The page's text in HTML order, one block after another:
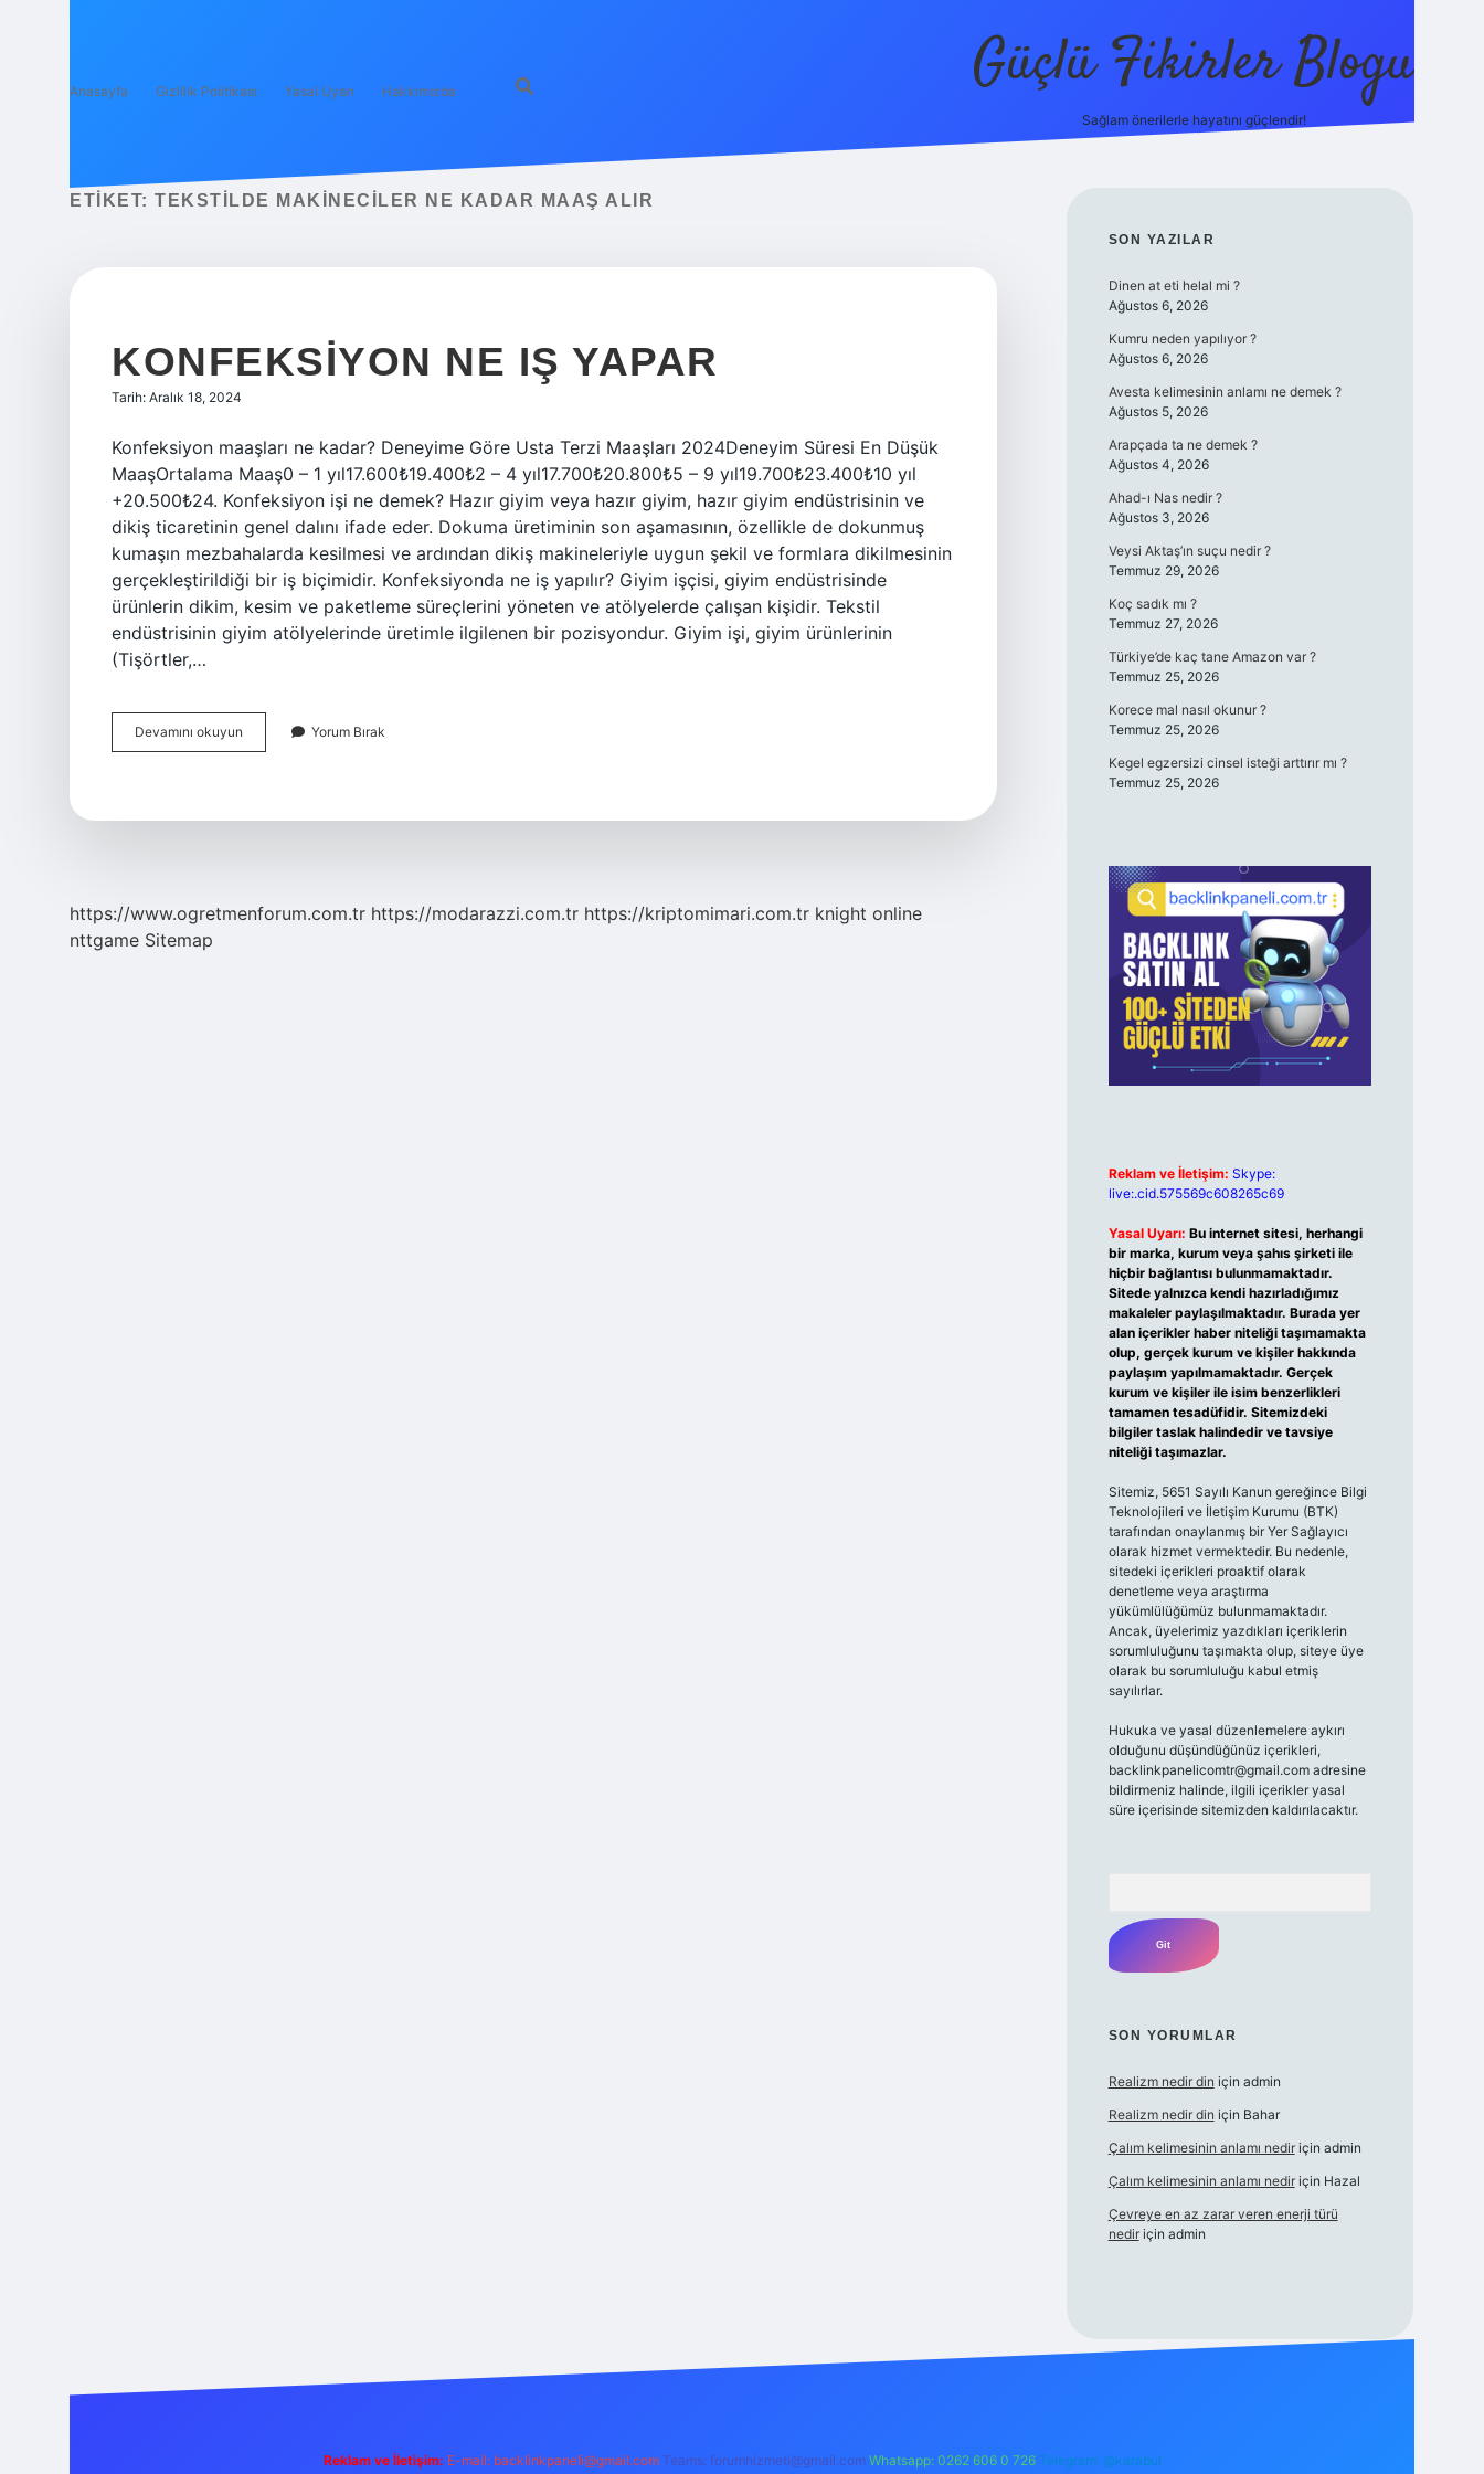
Anasayfa Gizlilik Politikası Yasal Uyarı Hakkımızda Güçlü Fikirler Blogu
Sağlam önerilerle hayatını güçlendir!
ETIKET: TEKSTILDE MAKINECILER NE KADAR MAAŞ ALIR
KONFEKSIYON NE IŞ YAPAR
Tarih: Aralık 18, 2024
Konfeksiyon maaşları ne kadar? Deneyime Göre Usta Terzi Maaşları 2024Deneyim Süresi En Düşük
MaaşOrtalama Maaş0 – 1 yıl17.600₺19.400₺2 – 4 yıl17.700₺20.800₺5 – 9 yıl19.700₺23.400₺10 yıl
+20.500₺24. Konfeksiyon işi ne demek? Hazır giyim veya hazır giyim, hazır giyim endüstrisinin ve
dikiş ticaretinin genel dalını ifade eder. Dokuma üretiminin son aşamasının, özellikle de dokunmuş
kumaşın mezbahalarda kesilmesi ve ardından dikiş makineleriyle uygun şekil ve formlara dikilmesinin
gerçekleştirildiği bir iş biçimidir. Konfeksiyonda ne iş yapılır? Giyim işçisi, giyim endüstrisinde
ürünlerin dikim, kesim ve paketleme süreçlerini yöneten ve atölyelerde çalışan kişidir. Tekstil
endüstrisinin giyim atölyelerinde üretimle ilgilenen bir pozisyondur. Giyim işi, giyim ürünlerinin
(Tişörtler,…
Devamını okuyun Konfeksiyon
Ne
Yorum Bırak
https://www.ogretmenforum.com.tr https://modarazzi.com.tr https://kriptomimari.com.tr knight online
nttgame Sitemap
SIDEBAR
SON YAZILAR
Dinen at eti helal mi ?
Ağustos 6, 2026
Kumru neden yapılıyor ?
Ağustos 6, 2026
Avesta kelimesinin anlamı ne demek ?
Ağustos 5, 2026
Arapçada ta ne demek ?
Ağustos 4, 2026
Ahad-ı Nas nedir ?
Ağustos 3, 2026
Veysi Aktaş’ın suçu nedir ?
Temmuz 29, 2026
Koç sadık mı ?
Temmuz 27, 2026
Türkiye’de kaç tane Amazon var ?
Temmuz 25, 2026
Korece mal nasıl okunur ?
Temmuz 25, 2026
Kegel egzersizi cinsel isteği arttırır mı ?
Temmuz 25, 2026
Reklam ve İletişim: Skype:
live:.cid.575569c608265c69
Yasal Uyarı: Bu internet sitesi, herhangi
bir marka, kurum veya şahıs şirketi ile
hiçbir bağlantısı bulunmamaktadır.
Sitede yalnızca kendi hazırladığımız
makaleler paylaşılmaktadır. Burada yer
alan içerikler haber niteliği taşımamakta
olup, gerçek kurum ve kişiler hakkında
paylaşım yapılmamaktadır. Gerçek
kurum ve kişiler ile isim benzerlikleri
tamamen tesadüfidir. Sitemizdeki
bilgiler taslak halindedir ve tavsiye
niteliği taşımazlar.
Sitemiz, 5651 Sayılı Kanun gereğince Bilgi
Teknolojileri ve İletişim Kurumu (BTK)
tarafından onaylanmış bir Yer Sağlayıcı
olarak hizmet vermektedir. Bu nedenle,
sitedeki içerikleri proaktif olarak
denetleme veya araştırma
yükümlülüğümüz bulunmamaktadır.
Ancak, üyelerimiz yazdıkları içeriklerin
sorumluluğunu taşımakta olup, siteye üye
olarak bu sorumluluğu kabul etmiş
sayılırlar.
Hukuka ve yasal düzenlemelere aykırı
olduğunu düşündüğünüz içerikleri,
backlinkpanelicomtr@gmail.comadresine
bildirmeniz halinde, ilgili içerikler yasal
süre içerisinde sitemizden kaldırılacaktır.
SON YORUMLAR
Realizm nedir din için admin
Realizm nedir din için Bahar
Çalım kelimesinin anlamı nediriçin admin
Çalım kelimesinin anlamı nediriçin Hazal
Çevreye en az zarar veren enerji türü
nediriçin admin
Reklam ve İletişim: E-mail: backlinkpaneli@gmail.com Teams: forumhizmeti@gmail.com Whatsapp: 0262 606 0 726 Telegram: @karabul